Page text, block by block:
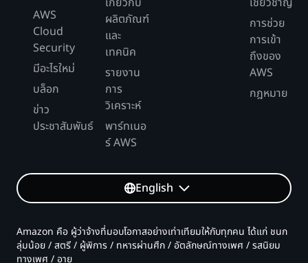
AWS
Cloud
Security
มีอะไรใหม่
บล็อก
ข่าว
ประชาสัมพันธ์
ผลิตภัณฑ์
และ
เทคนิค
รายงาน
การ
วิเคราะห์
พาร์ทเนอ
ร์ AWS
การช่วย
การเข้า
ถึงของ
AWS
กฎหมาย
English
Amazon คือ ผู้ว่าจ้างที่มอบโอกาสอย่างเท่าเทียมให้กับทุกคน ได้แก่ ชนก
ลุ่มน้อย / สตรี / ผู้พิการ / ทหารผ่านศึก / อัตลักษณ์ทางเพศ / รสนิยม
ทางเพศ / อายุ